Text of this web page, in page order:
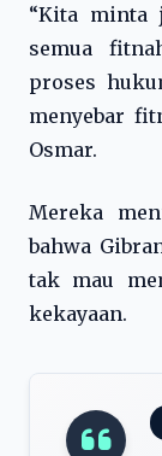
“Kita minta
semua
proses
menyebar
Osmar.
Mereka
bahwa
tak mau
kekayaan.